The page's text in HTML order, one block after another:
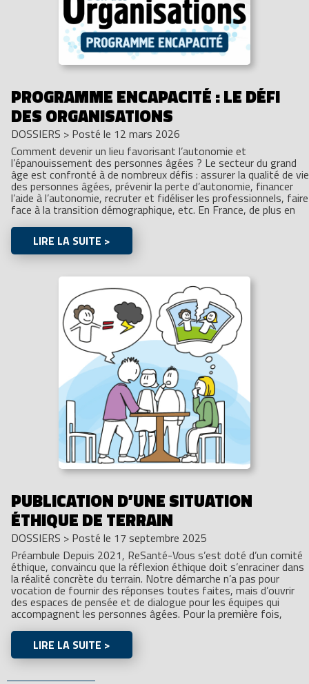
PROGRAMME ENCAPACITÉ : LE DÉFI
DES ORGANISATIONS
DOSSIERS > Posté le 12 mars 2026
Comment devenir un lieu favorisant l’autonomie et
l’épanouissement des personnes âgées ? Le secteur du grand
âge est confronté à de nombreux défis : assurer la qualité de vie
des personnes âgées, prévenir la perte d’autonomie, financer
l’aide à l’autonomie, recruter et fidéliser les professionnels, faire
face à la transition démographique, etc. En France, de plus en
LIRE LA SUITE >
PUBLICATION D’UNE SITUATION
ÉTHIQUE DE TERRAIN
DOSSIERS > Posté le 17 septembre 2025
Préambule Depuis 2021, ReSanté-Vous s’est doté d’un comité
éthique, convaincu que la réflexion éthique doit s’enraciner dans
la réalité concrète du terrain. Notre démarche n’a pas pour
vocation de fournir des réponses toutes faites, mais d’ouvrir
des espaces de pensée et de dialogue pour les équipes qui
accompagnent les personnes âgées. Pour la première fois,
LIRE LA SUITE >